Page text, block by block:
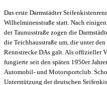
Das erste Darmstädter
Wilhelminenstraße statt. Nach
der Taunusstraße zogen die
die Teichhausstraße um, die unter
Rennstrecke DAs galt. Als offizieller
fungierte seit den späten 1950er
Automobil- und Motorsportclub.
Unterstützung der deutschen